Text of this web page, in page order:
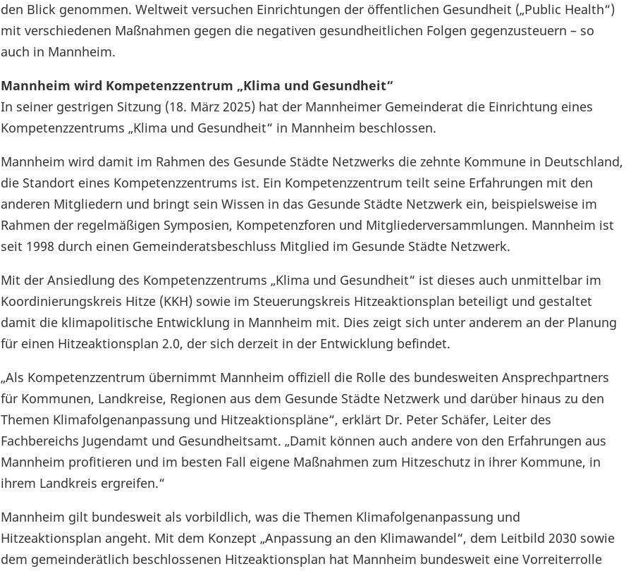
den Blick genommen. Weltweit versuchen Einrichtungen der öffentlichen Gesundheit („Public Health“)
mit verschiedenen Maßnahmen gegen die negativen gesundheitlichen Folgen gegenzusteuern – so
auch in Mannheim.
Mannheim wird Kompetenzzentrum „Klima und Gesundheit“
In seiner gestrigen Sitzung (18. März 2025) hat der Mannheimer Gemeinderat die Einrichtung eines
Kompetenzzentrums „Klima und Gesundheit“ in Mannheim beschlossen.
Mannheim wird damit im Rahmen des Gesunde Städte Netzwerks die zehnte Kommune in Deutschland,
die Standort eines Kompetenzzentrums ist. Ein Kompetenzzentrum teilt seine Erfahrungen mit den
anderen Mitgliedern und bringt sein Wissen in das Gesunde Städte Netzwerk ein, beispielsweise im
Rahmen der regelmäßigen Symposien, Kompetenzforen und Mitgliederversammlungen. Mannheim ist
seit 1998 durch einen Gemeinderatsbeschluss Mitglied im Gesunde Städte Netzwerk.
Mit der Ansiedlung des Kompetenzzentrums „Klima und Gesundheit“ ist dieses auch unmittelbar im
Koordinierungskreis Hitze (KKH) sowie im Steuerungskreis Hitzeaktionsplan beteiligt und gestaltet
damit die klimapolitische Entwicklung in Mannheim mit. Dies zeigt sich unter anderem an der Planung
für einen Hitzeaktionsplan 2.0, der sich derzeit in der Entwicklung befindet.
„Als Kompetenzzentrum übernimmt Mannheim offiziell die Rolle des bundesweiten Ansprechpartners
für Kommunen, Landkreise, Regionen aus dem Gesunde Städte Netzwerk und darüber hinaus zu den
Themen Klimafolgenanpassung und Hitzeaktionspläne“, erklärt Dr. Peter Schäfer, Leiter des
Fachbereichs Jugendamt und Gesundheitsamt. „Damit können auch andere von den Erfahrungen aus
Mannheim profitieren und im besten Fall eigene Maßnahmen zum Hitzeschutz in ihrer Kommune, in
ihrem Landkreis ergreifen.“
Mannheim gilt bundesweit als vorbildlich, was die Themen Klimafolgenanpassung und
Hitzeaktionsplan angeht. Mit dem Konzept „Anpassung an den Klimawandel“, dem Leitbild 2030 sowie
dem gemeinderätlich beschlossenen Hitzeaktionsplan hat Mannheim bundesweit eine Vorreiterrolle